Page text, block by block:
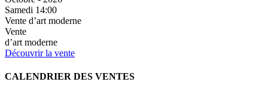
Samedi 14:00
Vente d’art moderne
Vente
d’art moderne
Découvrir la vente
CALENDRIER DES VENTES